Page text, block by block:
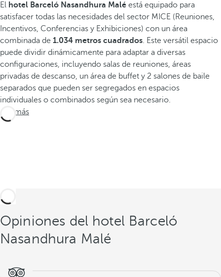
El hotel Barceló Nasandhura Malé está equipado para
satisfacer todas las necesidades del sector MICE (Reuniones,
Incentivos, Conferencias y Exhibiciones) con un área
combinada de 1.034 metros cuadrados. Este versátil espacio
puede dividir dinámicamente para adaptar a diversas
configuraciones, incluyendo salas de reuniones, áreas
privadas de descanso, un área de buffet y 2 salones de baile
separados que pueden ser segregados en espacios
individuales o combinados según sea necesario.
Ver más
Opiniones del hotel Barceló
Nasandhura Malé